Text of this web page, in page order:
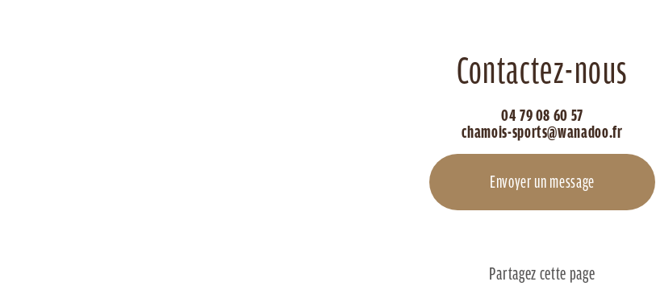
Contactez-nous
04 79 08 60 57
chamois-sports@wanadoo.fr
Envoyer un message
Partagez cette page